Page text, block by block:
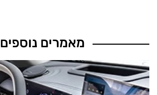
מאמרים נוספים